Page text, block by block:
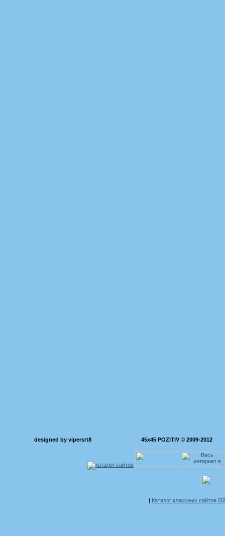
designed by vipersrt8 45x45 POZITIV © 2009-2012
Каталог классных сайтов